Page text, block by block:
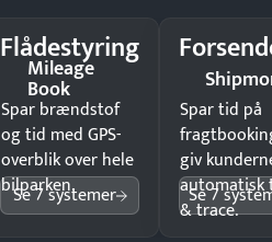
Flådestyring
Mileage
Book
Spar brændstof
og tid med GPS-
overblik over hele
bilparken.
Se 7 systemer
Spar tid på
giv
automatisk
& trace.
Se 7